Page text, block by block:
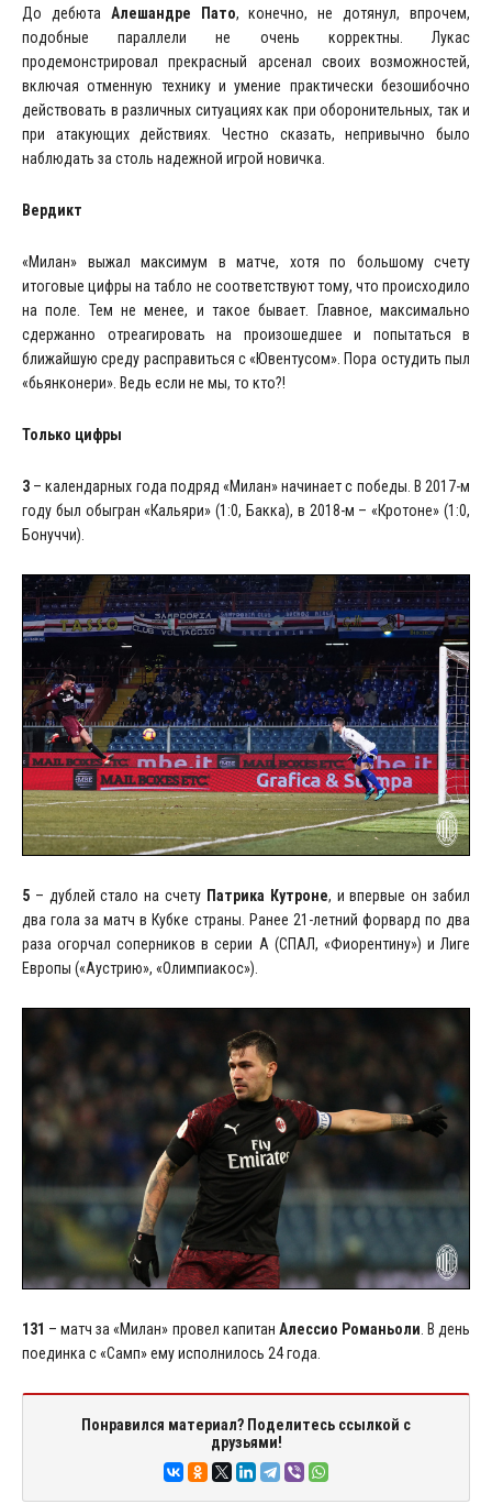
До дебюта Алешандре Пато, конечно, не дотянул, впрочем,
подобные параллели не очень корректны. Лукас
продемонстрировал прекрасный арсенал своих возможностей,
включая отменную технику и умение практически безошибочно
действовать в различных ситуациях как при оборонительных, так и
при атакующих действиях. Честно сказать, непривычно было
наблюдать за столь надежной игрой новичка.
Вердикт
«Милан» выжал максимум в матче, хотя по большому счету
итоговые цифры на табло не соответствуют тому, что происходило
на поле. Тем не менее, и такое бывает. Главное, максимально
сдержанно отреагировать на произошедшее и попытаться в
ближайшую среду расправиться с «Ювентусом». Пора остудить пыл
«бьянконери». Ведь если не мы, то кто?!
Только цифры
3 – календарных года подряд «Милан» начинает с победы. В 2017-м
году был обыгран «Кальяри» (1:0, Бакка), в 2018-м – «Кротоне» (1:0,
Бонуччи).
5 – дублей стало на счету Патрика Кутроне, и впервые он забил
два гола за матч в Кубке страны. Ранее 21-летний форвард по два
раза огорчал соперников в серии А (СПАЛ, «Фиорентину») и Лиге
Европы («Аустрию», «Олимпиакос»).
131 – матч за «Милан» провел капитан Алессио Романьоли. В день
поединка с «Самп» ему исполнилось 24 года.
Понравился материал? Поделитесь ссылкой с
друзьями!